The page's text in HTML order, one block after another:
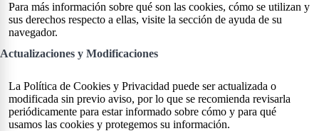
Para más información sobre qué son las cookies, cómo se utilizan y
sus derechos respecto a ellas, visite la sección de ayuda de su
navegador.
Actualizaciones y Modificaciones
La Política de Cookies y Privacidad puede ser actualizada o
modificada sin previo aviso, por lo que se recomienda revisarla
periódicamente para estar informado sobre cómo y para qué
usamos las cookies y protegemos su información.